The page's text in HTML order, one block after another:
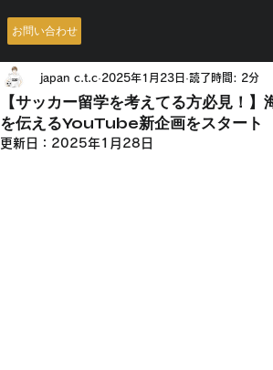
お問い合わせ
【サッカー留学を考えてる方必見！】
を伝えるYouTube新企画をスタート
japan c.t.c 2025年1月23日 読了時間: 2分
更新日： 2025年1月28日